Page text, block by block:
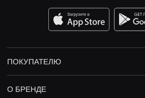
ПОКУПАТЕЛЮ
О БРЕНДЕ